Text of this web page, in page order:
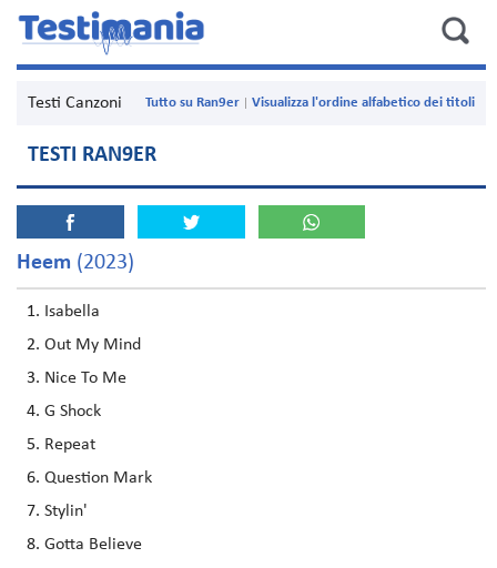
Testi Canzoni Visualizza l'ordine alfabetico dei titoli
Tutto su Ran9er
TESTI RAN9ER
Heem (2023)
Isabella
Out My Mind
Nice To Me
G Shock
Repeat
Question Mark
Stylin'
Gotta Believe